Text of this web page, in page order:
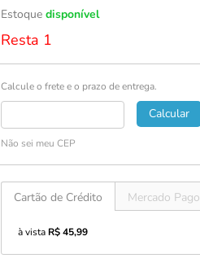
Estoque disponível
Resta 1
Calcule o frete e o prazo de entrega.
Calcular
Não sei meu CEP
Cartão de Crédito Mercado Pago
à vista R$ 45,99